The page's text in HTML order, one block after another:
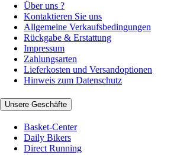
Über uns ?
Kontaktieren Sie uns
Allgemeine Verkaufsbedingungen
Rückgabe & Erstattung
Impressum
Zahlungsarten
Lieferkosten und Versandoptionen
Hinweis zum Datenschutz
Unsere Geschäfte
Basket-Center
Daily Bikers
Direct Running